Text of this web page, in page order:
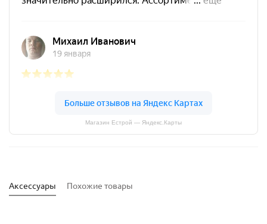
Магазин Естрой — Яндекс.Карты
Аксессуары Похожие товары